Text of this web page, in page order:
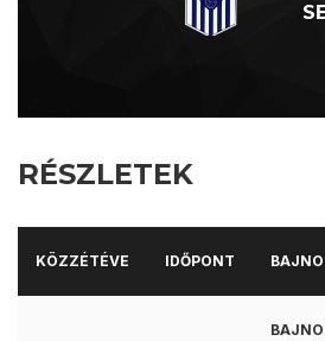
RÉSZLETEK
KÖZZÉTÉVE IDŐPONT